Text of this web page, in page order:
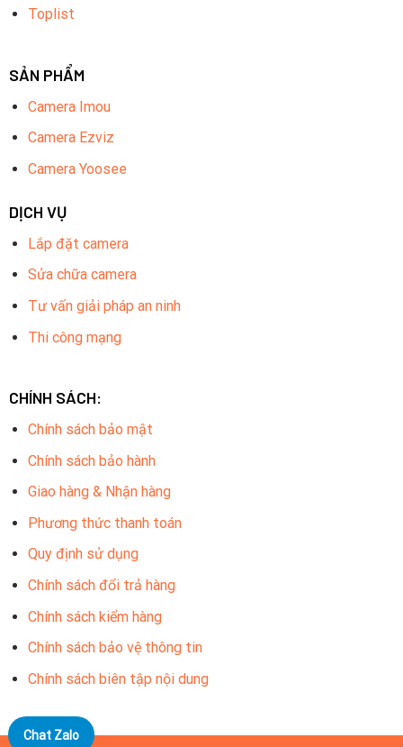
Toplist
SẢN PHẨM
Camera Imou
Camera Ezviz
Camera Yoosee
DỊCH VỤ
Lắp đặt camera
Sửa chữa camera
Tư vấn giải pháp an ninh
Thi công mạng
CHÍNH SÁCH:
Chính sách bảo mật
Chính sách bảo hành
Giao hàng & Nhận hàng
Phương thức thanh toán
Quy định sử dụng
Chính sách đổi trả hàng
Chính sách kiểm hàng
Chính sách bảo vệ thông tin
Chính sách biên tập nội dung
Chat Zalo